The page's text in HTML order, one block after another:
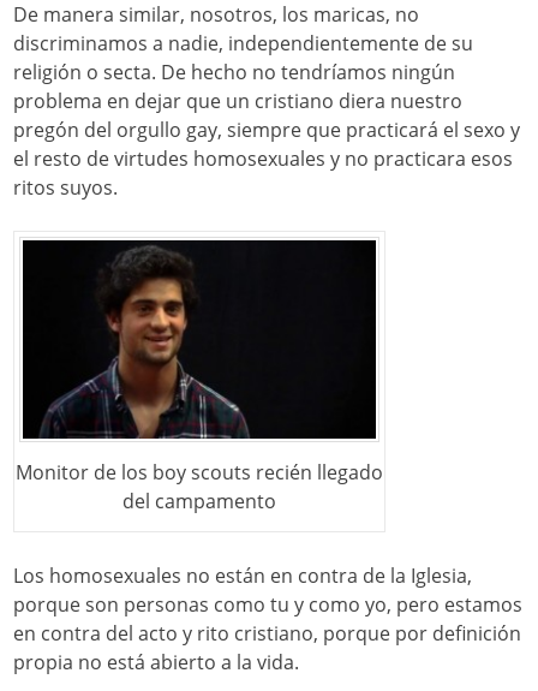
De manera similar, nosotros, los maricas, no
discriminamos a nadie, independientemente de su
religión o secta. De hecho no tendríamos ningún
problema en dejar que un cristiano diera nuestro
pregón del orgullo gay, siempre que practicará el sexo y
el resto de virtudes homosexuales y no practicara esos
ritos suyos.
Monitor de los boy scouts recién llegado
del campamento
Los homosexuales no están en contra de la Iglesia,
porque son personas como tu y como yo, pero estamos
en contra del acto y rito cristiano, porque por definición
propia no está abierto a la vida.